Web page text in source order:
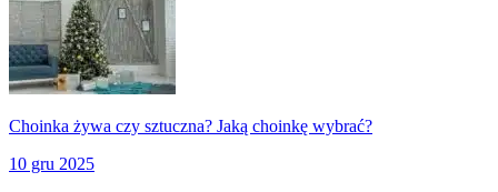
Choinka żywa czy sztuczna? Jaką choinkę wybrać?
10 gru 2025